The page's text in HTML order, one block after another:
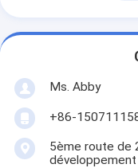
Ms. Abby
+86-
5ème route de
développement